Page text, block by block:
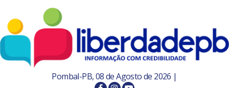
Pombal-PB, 08 de Agosto de 2026 |